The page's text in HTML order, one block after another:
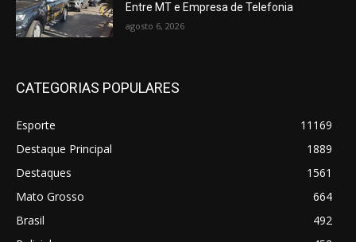
Entre MT e Empresa de Telefonia
agosto 6, 2026
CATEGORIAS POPULARES
Esporte
11169
Destaque Principal
1889
Destaques
1561
Mato Grosso
664
Brasil
492